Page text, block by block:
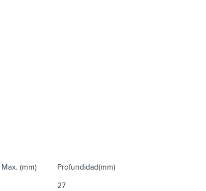
(mm) Profundidad(mm)
27